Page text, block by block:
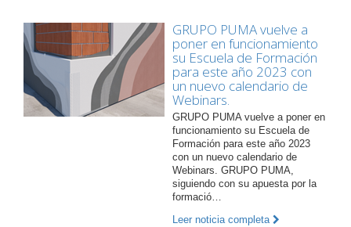
GRUPO PUMA vuelve a
poner en funcionamiento
su Escuela de Formación
para este año 2023 con
un nuevo calendario de
Webinars.
GRUPO PUMA vuelve a poner en
funcionamiento su Escuela de
Formación para este año 2023
con un nuevo calendario de
Webinars. GRUPO PUMA,
siguiendo con su apuesta por la
formació…
Leer noticia completa